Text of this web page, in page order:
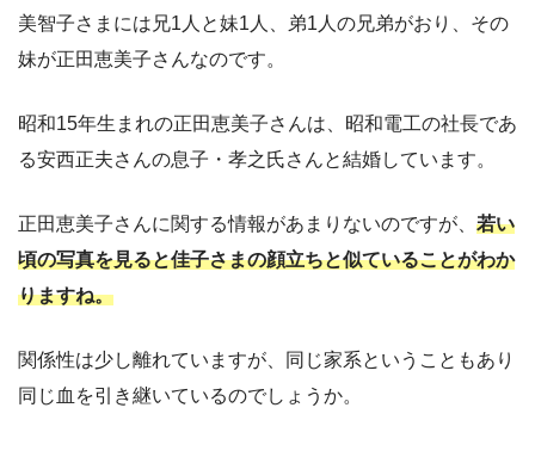
美智子さまには兄1人と妹1人、弟1人の兄弟がおり、その
妹が正田恵美子さんなのです。
昭和15年生まれの正田恵美子さんは、昭和電工の社長であ
る安西正夫さんの息子・孝之氏さんと結婚しています。
正田恵美子さんに関する情報があまりないのですが、 若い
頃の写真を見ると佳子さまの顔立ちと似ていることがわか
りますね。
関係性は少し離れていますが、同じ家系ということもあり
同じ血を引き継いているのでしょうか。